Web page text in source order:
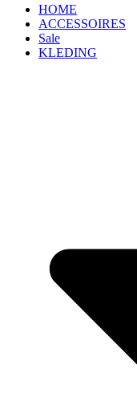
HOME
ACCESSOIRES
Sale
KLEDING